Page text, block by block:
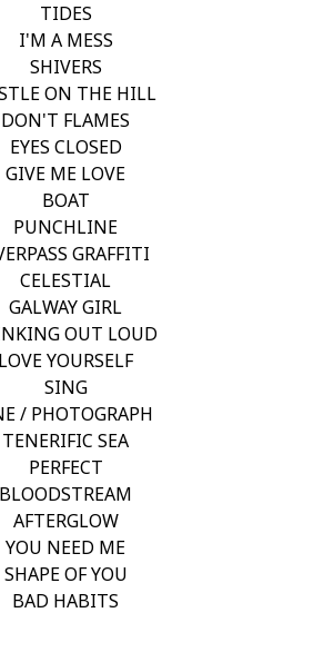
TIDES
I'M A MESS
SHIVERS
ON THE HILL
DON'T FLAMES
EYES CLOSED
GIVE ME LOVE
BOAT
PUNCHLINE
GRAFFITI
CELESTIAL
GALWAY GIRL
OUT LOUD
LOVE YOURSELF
SING
/ PHOTOGRAPH
TENERIFIC SEA
PERFECT
BLOODSTREAM
AFTERGLOW
YOU NEED ME
SHAPE OF YOU
BAD HABITS